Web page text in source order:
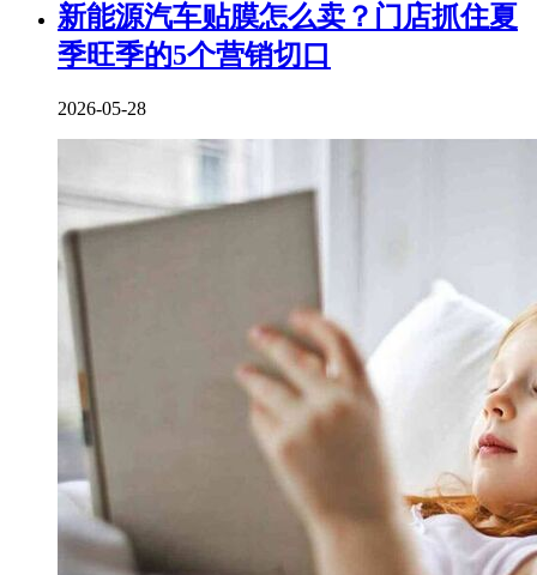
新能源汽车贴膜怎么卖？门店抓住夏
季旺季的5个营销切口
2026-05-28